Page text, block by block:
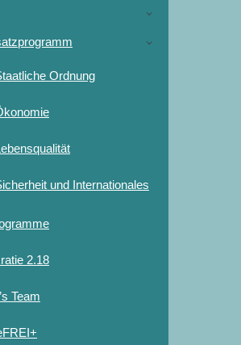
Ordnung
und Internationales
2.18
Team